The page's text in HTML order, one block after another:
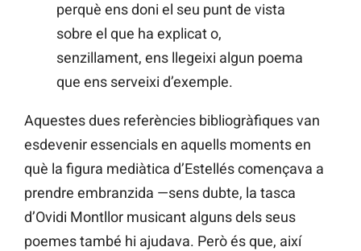
perquè ens doni el seu punt de vista
sobre el que ha explicat o,
senzillament, ens llegeixi algun poema
que ens serveixi d’exemple.
Aquestes dues referències bibliogràfiques van
esdevenir essencials en aquells moments en
què la figura mediàtica d’Estellés començava a
prendre embranzida —sens dubte, la tasca
d’Ovidi Montllor musicant alguns dels seus
poemes també hi ajudava. Però és que, així